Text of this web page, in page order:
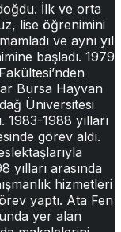
İlk ve orta
lise öğrenimini
ve aynı yıl
başladı. 1979
Bursa Hayvan
Üniversitesi
1983-1988 yılları
görev aldı.
yılları arasında
hizmetleri
yaptı. Ata Fen
yer alan